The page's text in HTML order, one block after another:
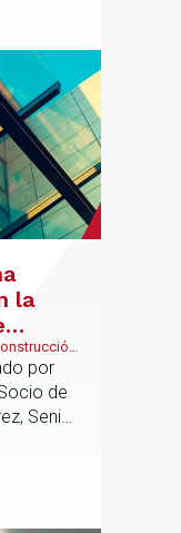
la
por
de
Senior